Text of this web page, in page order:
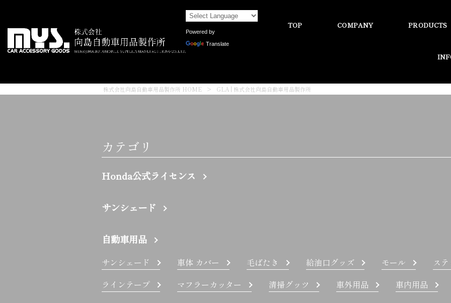
Powered by
Translate
TOP COMPANY PRODUCTS
株式会社向島自動車用品製作所 HOME > GLA | 株式会社向島自動車用品製作所
カテゴリ
Honda公式ライセンス
サンシェード
自動車用品
サンシェード 車体 カバー 毛ばたき 給油口グッズ モール
ス
ラインテープ
マフラーカッター 清掃グッツ 車外用品 車内用品